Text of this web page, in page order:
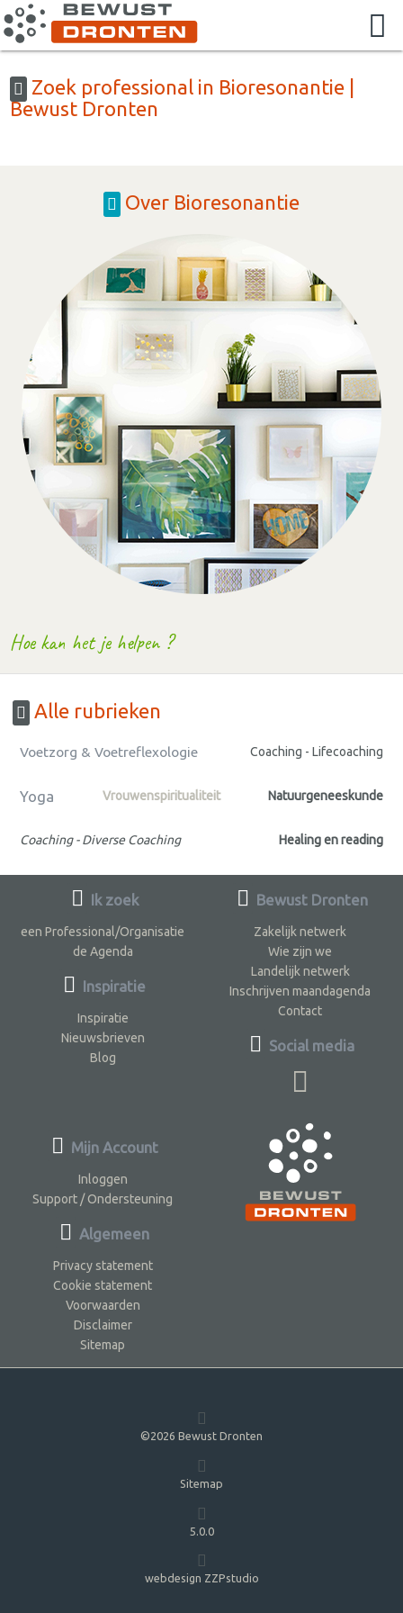
Zoek professional in Bioresonantie |
Bewust Dronten
Over Bioresonantie
Hoe kan het je helpen ?
Alle rubrieken
Voetzorg & Voetreflexologie Coaching - Lifecoaching
Yoga Vrouwenspiritualiteit Natuurgeneeskunde
Coaching - Diverse Coaching Healing en reading
Ik zoek
een Professional/Organisatie
de Agenda
Inspiratie
Inspiratie
Nieuwsbrieven
Blog
Bewust Dronten
Zakelijk netwerk
Wie zijn we
Landelijk netwerk
Inschrijven maandagenda
Contact
Social media
Mijn Account
Inloggen
Support / Ondersteuning
Algemeen
Privacy statement
Cookie statement
Voorwaarden
Disclaimer
Sitemap
©2026 Bewust Dronten
Sitemap
5.0.0
webdesign ZZPstudio